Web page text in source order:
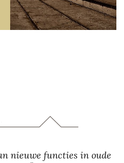
nieuwe functies in oude